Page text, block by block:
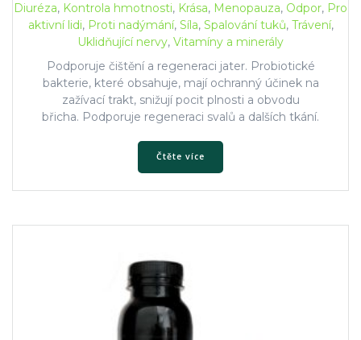
Diuréza, Kontrola hmotnosti, Krása, Menopauza, Odpor, Pro
aktivní lidi, Proti nadýmání, Síla, Spalování tuků, Trávení,
Uklidňující nervy, Vitamíny a minerály
Podporuje čištění a regeneraci jater. Probiotické
bakterie, které obsahuje, mají ochranný účinek na
zažívací trakt, snižují pocit plnosti a obvodu
břicha. Podporuje regeneraci svalů a dalších tkání.
Čtěte více